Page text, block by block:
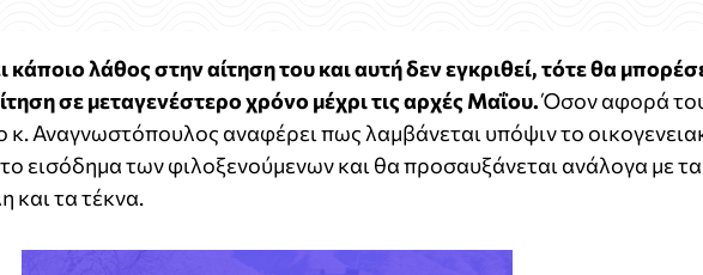
κάποιο λάθος στην αίτηση του και αυτή δεν εγκριθεί, τότε θα
σε μεταγενέστερο χρόνο μέχρι τις αρχές Μαΐου.Όσον αφορά
κ. Αναγνωστόπουλος αναφέρει πως λαμβάνεται υπόψιν το
εισόδημα των φιλοξενούμενων και θα προσαυξάνεται ανάλογα με τα
και τα τέκνα.